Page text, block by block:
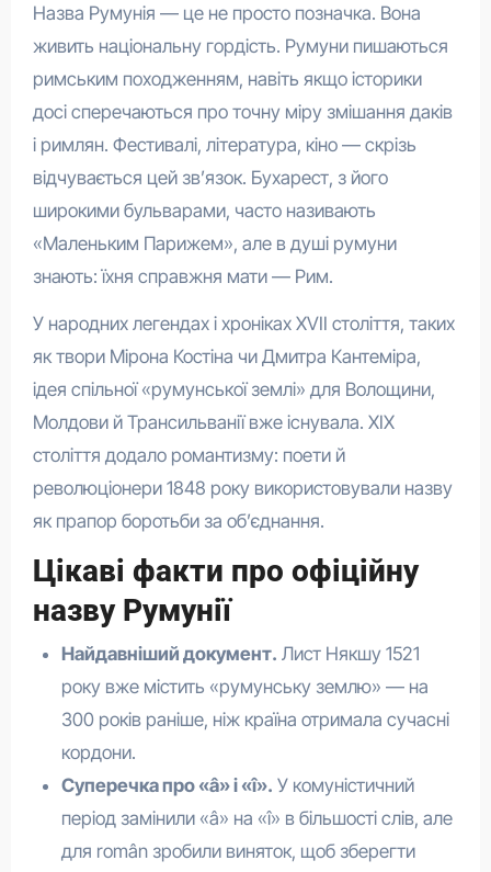
Назва Румунія — це не просто позначка. Вона
живить національну гордість. Румуни пишаються
римським походженням, навіть якщо історики
досі сперечаються про точну міру змішання даків
і римлян. Фестивалі, література, кіно — скрізь
відчувається цей зв’язок. Бухарест, з його
широкими бульварами, часто називають
«Маленьким Парижем», але в душі румуни
знають: їхня справжня мати — Рим.
У народних легендах і хроніках XVII століття, таких
як твори Мірона Костіна чи Дмитра Кантеміра,
ідея спільної «румунської землі» для Волощини,
Молдови й Трансильванії вже існувала. XIX
століття додало романтизму: поети й
революціонери 1848 року використовували назву
як прапор боротьби за об’єднання.
Цікаві факти про офіційну
назву Румунії
Найдавніший документ. Лист Някшу 1521
року вже містить «румунську землю» — на
300 років раніше, ніж країна отримала сучасні
кордони.
Суперечка про «â» і «î». У комуністичний
період замінили «â» на «î» в більшості слів, але
для român зробили виняток, щоб зберегти